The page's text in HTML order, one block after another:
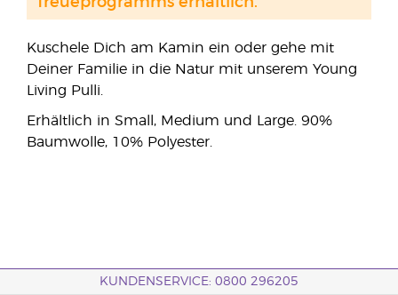
Kuschele Dich am Kamin ein oder gehe mit
Deiner Familie in die Natur mit unserem Young
Living Pulli.
Erhältlich in Small, Medium und Large. 90%
Baumwolle, 10% Polyester.
KUNDENSERVICE: 0800 296205